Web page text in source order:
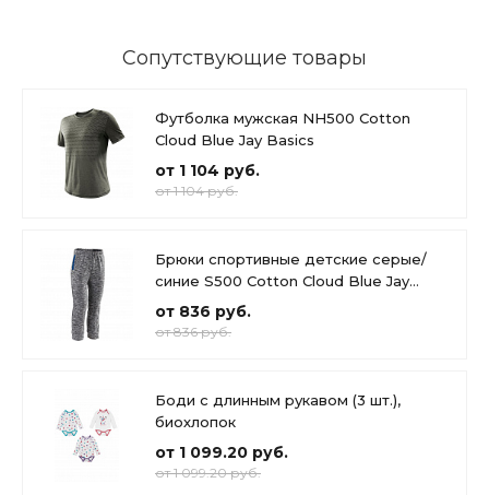
Сопутствующие товары
Футболка мужская NH500 Cotton
Cloud Blue Jay Basics
от 1 104 руб.
от 1 104 руб.
Брюки спортивные детские серые/
синие S500 Cotton Cloud Blue Jay
Basics
от 836 руб.
от 836 руб.
Боди с длинным рукавом (3 шт.),
биохлопок
от 1 099.20 руб.
от 1 099.20 руб.